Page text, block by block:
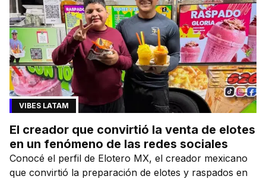
VIBES LATAM
El creador que convirtió la venta de elotes
en un fenómeno de las redes sociales
Conocé el perfil de Elotero MX, el creador mexicano
que convirtió la preparación de elotes y raspados en